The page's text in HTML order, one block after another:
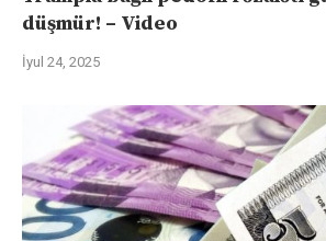
düşmür! – Video
İyul 24, 2025